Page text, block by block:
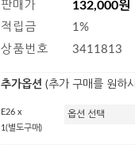
판매가 132,000원
적립금
1%
상품번호
3411813
추가옵션 (추가 구매를 원하
E26 x
1(별도구매)